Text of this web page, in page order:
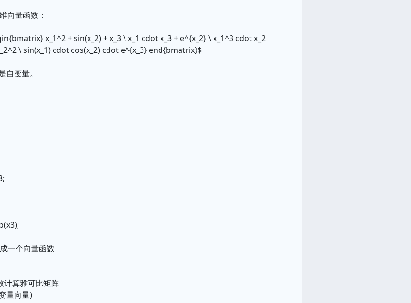
向量函数：
x_1^2 + sin(x_2) + x_3 \ x_1 cdot x_3 + e^{x_2} \ x_1^3 cdot x_2
\ sin(x_1) cdot cos(x_2) cdot e^{x_3} end{bmatrix}$
自变量。
一个向量函数
计算雅可比矩阵
量向量)